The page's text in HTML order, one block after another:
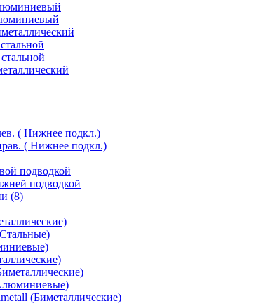
( Нижнее подкл.)
( Нижнее подкл.)
подводкой
подводкой
(8)
(Биметаллические)